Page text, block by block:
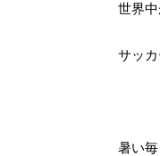
世界
サッ
暑い